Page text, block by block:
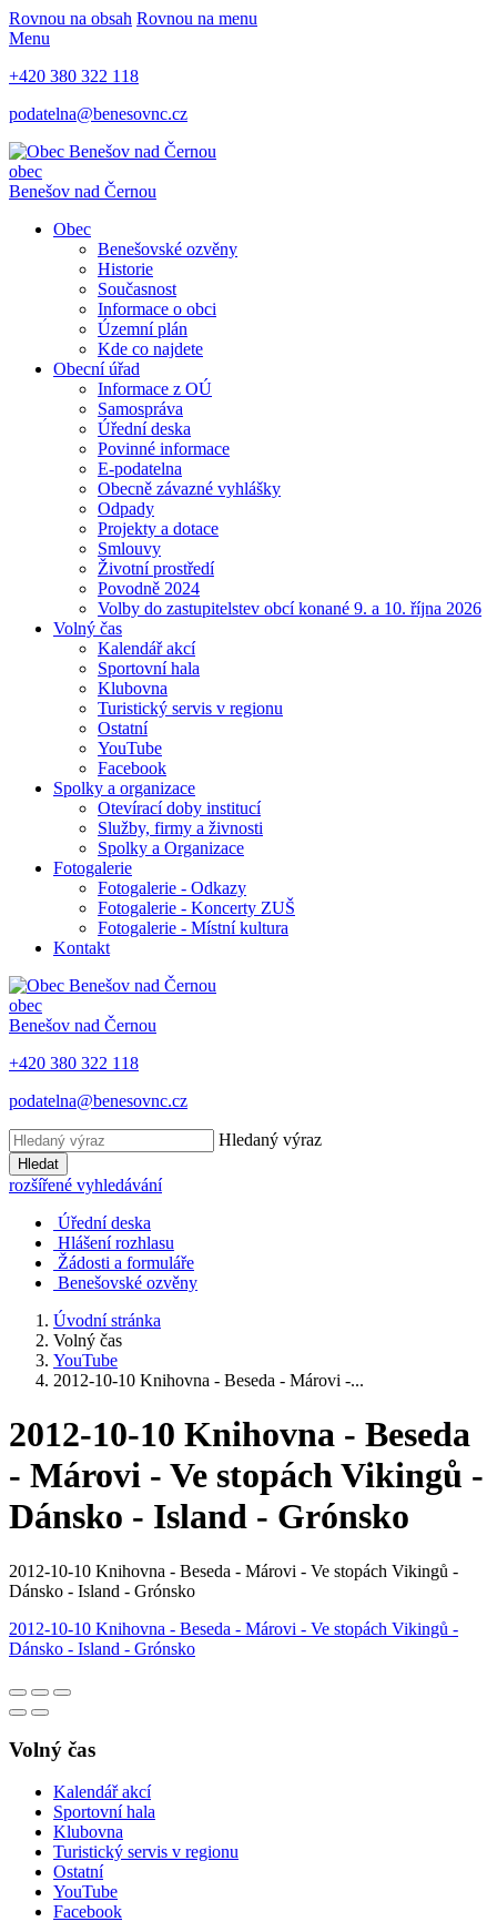
Rovnou na obsah Rovnou na menu
Menu
+420 380 322 118
podatelna@benesovnc.cz
obec
Benešov nad Černou
Obec
Benešovské ozvěny
Historie
Současnost
Informace o obci
Územní plán
Kde co najdete
Obecní úřad
Informace z OÚ
Samospráva
Úřední deska
Povinné informace
E-podatelna
Obecně závazné vyhlášky
Odpady
Projekty a dotace
Smlouvy
Životní prostředí
Povodně 2024
Volby do zastupitelstev obcí konané 9. a 10. října 2026
Volný čas
Kalendář akcí
Sportovní hala
Klubovna
Turistický servis v regionu
Ostatní
YouTube
Facebook
Spolky a organizace
Otevírací doby institucí
Služby, firmy a živnosti
Spolky a Organizace
Fotogalerie
Fotogalerie - Odkazy
Fotogalerie - Koncerty ZUŠ
Fotogalerie - Místní kultura
Kontakt
obec
Benešov nad Černou
+420 380 322 118
podatelna@benesovnc.cz
Hledaný výraz
Hledat
rozšířené vyhledávání
Úřední deska
Hlášení rozhlasu
Žádosti a formuláře
Benešovské ozvěny
Úvodní stránka
Volný čas
YouTube
2012-10-10 Knihovna - Beseda - Márovi -...
2012-10-10 Knihovna - Beseda
- Márovi - Ve stopách Vikingů -
Dánsko - Island - Grónsko
2012-10-10 Knihovna - Beseda - Márovi - Ve stopách Vikingů -
Dánsko - Island - Grónsko
2012-10-10 Knihovna - Beseda - Márovi - Ve stopách Vikingů -
Dánsko - Island - Grónsko
Volný čas
Kalendář akcí
Sportovní hala
Klubovna
Turistický servis v regionu
Ostatní
YouTube
Facebook